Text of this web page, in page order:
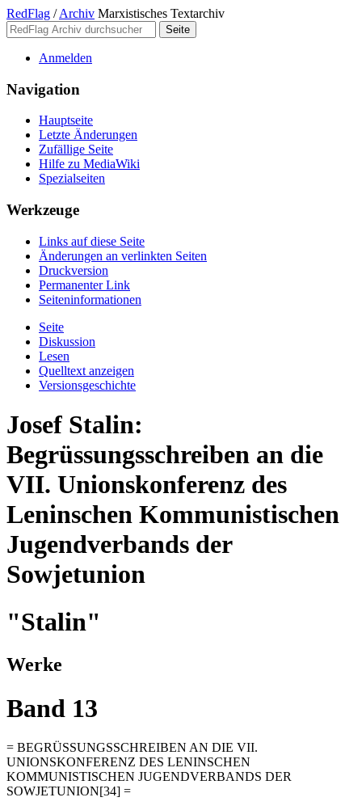
RedFlag / Archiv Marxistisches Textarchiv
Anmelden
Navigation
Hauptseite
Letzte Änderungen
Zufällige Seite
Hilfe zu MediaWiki
Spezialseiten
Werkzeuge
Links auf diese Seite
Änderungen an verlinkten Seiten
Druckversion
Permanenter Link
Seiten­­informationen
Seite
Diskussion
Lesen
Quelltext anzeigen
Versionsgeschichte
Josef Stalin:
Begrüssungsschreiben an die
VII. Unionskonferenz des
Leninschen Kommunistischen
Jugendverbands der
Sowjetunion
"Stalin"
Werke
Band 13
= BEGRÜSSUNGSSCHREIBEN AN DIE VII.
UNIONSKONFERENZ DES LENINSCHEN
KOMMUNISTISCHEN JUGENDVERBANDS DER
SOWJETUNION[34] =